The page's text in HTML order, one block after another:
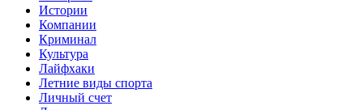
Истории
Компании
Криминал
Культура
Лайфхаки
Летние виды спорта
Личный счет